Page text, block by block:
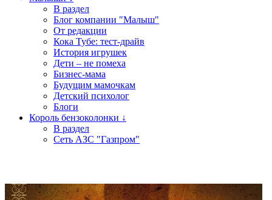
В раздел
Блог компании "Малыш"
От редакции
Кока Тубе: тест-драйв
История игрушек
Дети – не помеха
Бизнес-мама
Будущим мамочкам
Детский психолог
Блоги
Король бензоколонки ↓
В раздел
Сеть АЗС "Газпром"